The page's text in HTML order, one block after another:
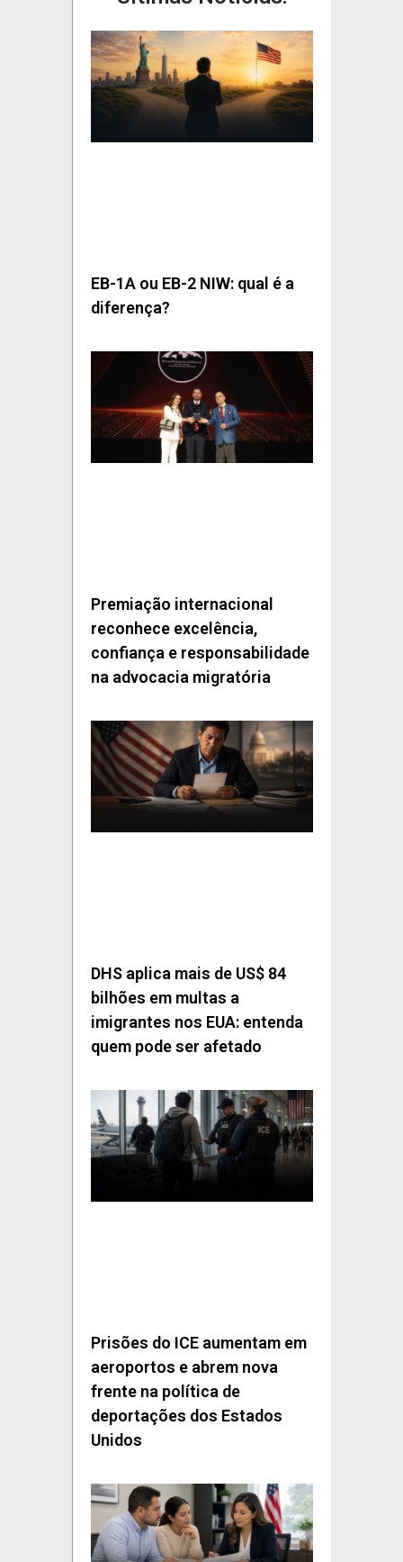
EB-1A ou EB-2 NIW: qual é a
diferença?
Premiação internacional
reconhece excelência,
confiança e responsabilidade
na advocacia migratória
DHS aplica mais de US$ 84
bilhões em multas a
imigrantes nos EUA: entenda
quem pode ser afetado
Prisões do ICE aumentam em
aeroportos e abrem nova
frente na política de
deportações dos Estados
Unidos